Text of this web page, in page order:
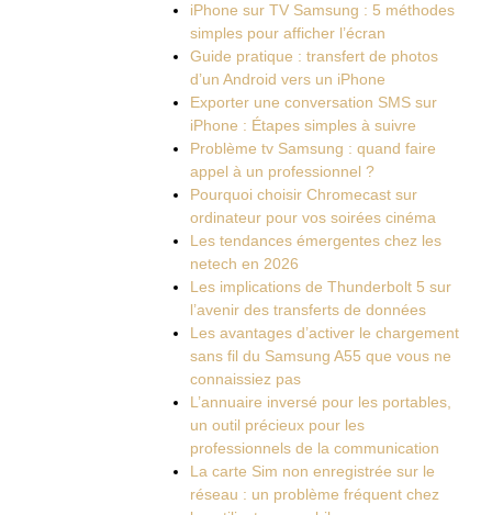
iPhone sur TV Samsung : 5 méthodes
simples pour afficher l’écran
Guide pratique : transfert de photos
d’un Android vers un iPhone
Exporter une conversation SMS sur
iPhone : Étapes simples à suivre
Problème tv Samsung : quand faire
appel à un professionnel ?
Pourquoi choisir Chromecast sur
ordinateur pour vos soirées cinéma
Les tendances émergentes chez les
netech en 2026
Les implications de Thunderbolt 5 sur
l’avenir des transferts de données
Les avantages d’activer le chargement
sans fil du Samsung A55 que vous ne
connaissiez pas
L’annuaire inversé pour les portables,
un outil précieux pour les
professionnels de la communication
La carte Sim non enregistrée sur le
réseau : un problème fréquent chez